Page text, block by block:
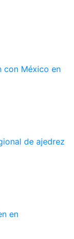
con México en
de ajedrez
en